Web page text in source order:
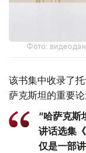
Фото:
该书集中收录了
萨克斯坦的重要
“哈萨克斯
讲话选集
仅是一部